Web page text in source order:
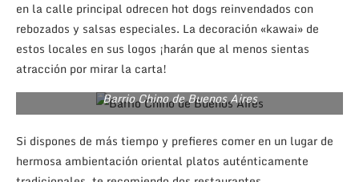
en la calle principal odrecen hot dogs reinvendados con
rebozados y salsas especiales. La decoración «kawai» de
estos locales en sus logos ¡harán que al menos sientas
atracción por mirar la carta!
Barrio Chino de Buenos Aires
Si dispones de más tiempo y prefieres comer en un lugar de
hermosa ambientación oriental platos auténticamente